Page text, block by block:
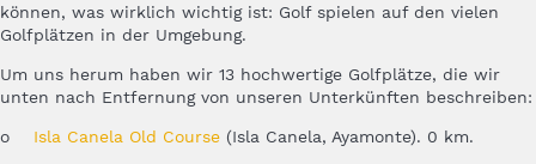
können, was wirklich wichtig ist: Golf spielen auf den vielen
Golfplätzen in der Umgebung.
Um uns herum haben wir 13 hochwertige Golfplätze, die wir
unten nach Entfernung von unseren Unterkünften beschreiben:
o Isla Canela Old Course (Isla Canela, Ayamonte). 0 km.